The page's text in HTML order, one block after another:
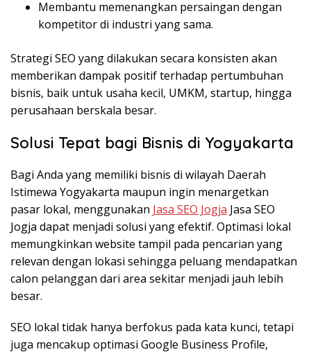
Membantu memenangkan persaingan dengan
kompetitor di industri yang sama.
Strategi SEO yang dilakukan secara konsisten akan
memberikan dampak positif terhadap pertumbuhan
bisnis, baik untuk usaha kecil, UMKM, startup, hingga
perusahaan berskala besar.
Solusi Tepat bagi Bisnis di Yogyakarta
Bagi Anda yang memiliki bisnis di wilayah Daerah
Istimewa Yogyakarta maupun ingin menargetkan
pasar lokal, menggunakan Jasa SEO Jogja Jasa SEO
Jogja dapat menjadi solusi yang efektif. Optimasi lokal
memungkinkan website tampil pada pencarian yang
relevan dengan lokasi sehingga peluang mendapatkan
calon pelanggan dari area sekitar menjadi jauh lebih
besar.
SEO lokal tidak hanya berfokus pada kata kunci, tetapi
juga mencakup optimasi Google Business Profile,